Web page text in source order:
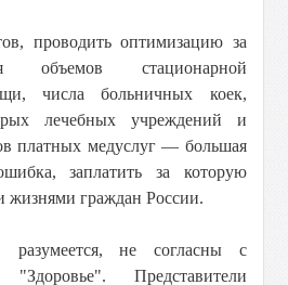
проводить оптимизацию за
объемов стационарной
числа больничных коек,
лечебных учреждений и
платных медуслуг — большая
заплатить за которую
жизнями граждан России.
не согласны с
Представители